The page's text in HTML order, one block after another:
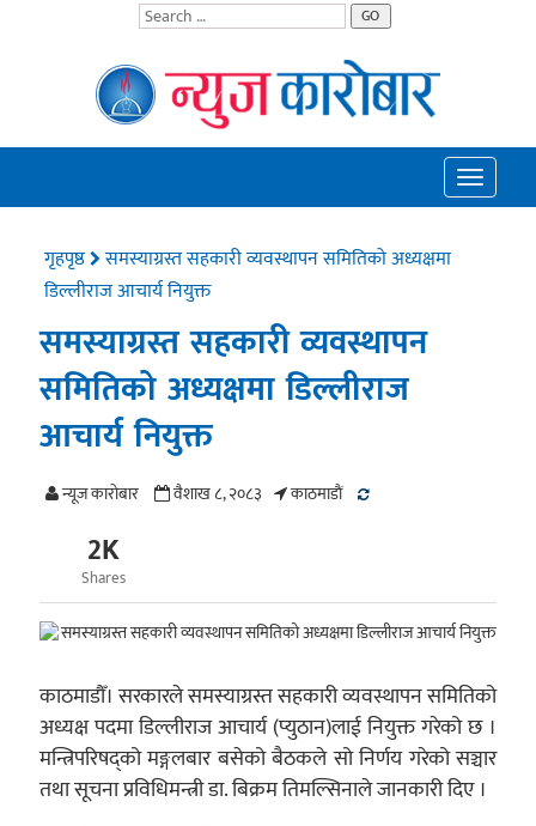
GO
Toggle
गृहपृष्ठ
समस्याग्रस्त सहकारी व्यवस्थापन समितिको अध्यक्षमा
डिल्लीराज आचार्य नियुक्त
समस्याग्रस्त सहकारी व्यवस्थापन
समितिको अध्यक्षमा डिल्लीराज
आचार्य नियुक्त
न्यूज काराेबार वैशाख ८, २०८३ काठमाडाैं
2K
Shares
काठमाडौँ। सरकारले समस्याग्रस्त सहकारी व्यवस्थापन समितिको
अध्यक्ष पदमा डिल्लीराज आचार्य (प्युठान)लाई नियुक्त गरेको छ ।
मन्त्रिपरिषद्को मङ्गलबार बसेको बैठकले सो निर्णय गरेको सञ्चार
तथा सूचना प्रविधिमन्त्री डा. बिक्रम तिमल्सिनाले जानकारी दिए ।